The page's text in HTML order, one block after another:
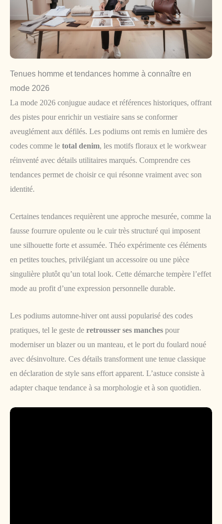
Tenues homme et tendances homme à connaître en
mode 2026
La mode 2026 conjugue audace et références historiques, offrant
des pistes pour enrichir un vestiaire sans se conformer
aveuglément aux défilés. Les podiums ont remis en lumière des
codes comme le total denim, les motifs floraux et le workwear
réinventé avec détails utilitaires marqués. Comprendre ces
tendances permet de choisir ce qui résonne vraiment avec son
identité.
Certaines tendances requièrent une approche mesurée, comme la
fausse fourrure opulente ou le cuir très structuré qui imposent
une silhouette forte et assumée. Théo expérimente ces éléments
en petites touches, privilégiant un accessoire ou une pièce
singulière plutôt qu’un total look. Cette démarche tempère l’effet
mode au profit d’une expression personnelle durable.
Les podiums automne-hiver ont aussi popularisé des codes
pratiques, tel le geste de retrousser ses manches pour
moderniser un blazer ou un manteau, et le port du foulard noué
avec désinvolture. Ces détails transforment une tenue classique
en déclaration de style sans effort apparent. L’astuce consiste à
adapter chaque tendance à sa morphologie et à son quotidien.